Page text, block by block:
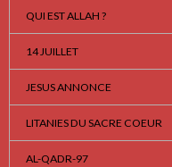
QUI EST ALLAH ?
14 JUILLET
JESUS ANNONCE
LITANIES DU SACRE COEUR
AL-QADR-97